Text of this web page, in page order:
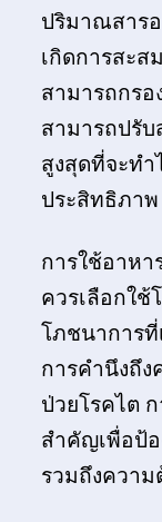
ปริมาณสารอ
เกิดการสะ
สามารถกรอ
สามารถปรับ
สูงสุดที่จะทำ
ประสิทธิภาพ
การใช้อาหา
ควรเลือกใ
โภชนาการ
การคำนึงถึง
ป่วยโรคไต
สำคัญเพื่อป้
รวมถึงความ